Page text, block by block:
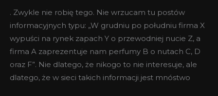
. Zwykle nie robię tego. Nie wrzucam tu postów
informacyjnych typu: „W grudniu po południu firma X
wypuści na rynek zapach Y o przewodniej nucie Z, a
firma A zaprezentuje nam perfumy B o nutach C, D
oraz F”. Nie dlatego, że nikogo to nie interesuje, ale
dlatego, że w sieci takich informacji jest mnóstwo